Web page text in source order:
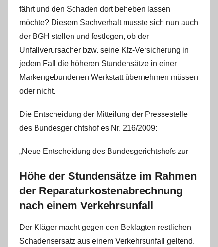
fährt und den Schaden dort beheben lassen
möchte? Diesem Sachverhalt musste sich nun auch
der BGH stellen und festlegen, ob der
Unfallverursacher bzw. seine Kfz-Versicherung in
jedem Fall die höheren Stundensätze in einer
Markengebundenen Werkstatt übernehmen müssen
oder nicht.
Die Entscheidung der Mitteilung der Pressestelle
des Bundesgerichtshof es Nr. 216/2009:
„Neue Entscheidung des Bundesgerichtshofs zur
Höhe der Stundensätze im Rahmen
der Reparaturkostenabrechnung
nach einem Verkehrsunfall
Der Kläger macht gegen den Beklagten restlichen
Schadensersatz aus einem Verkehrsunfall geltend.